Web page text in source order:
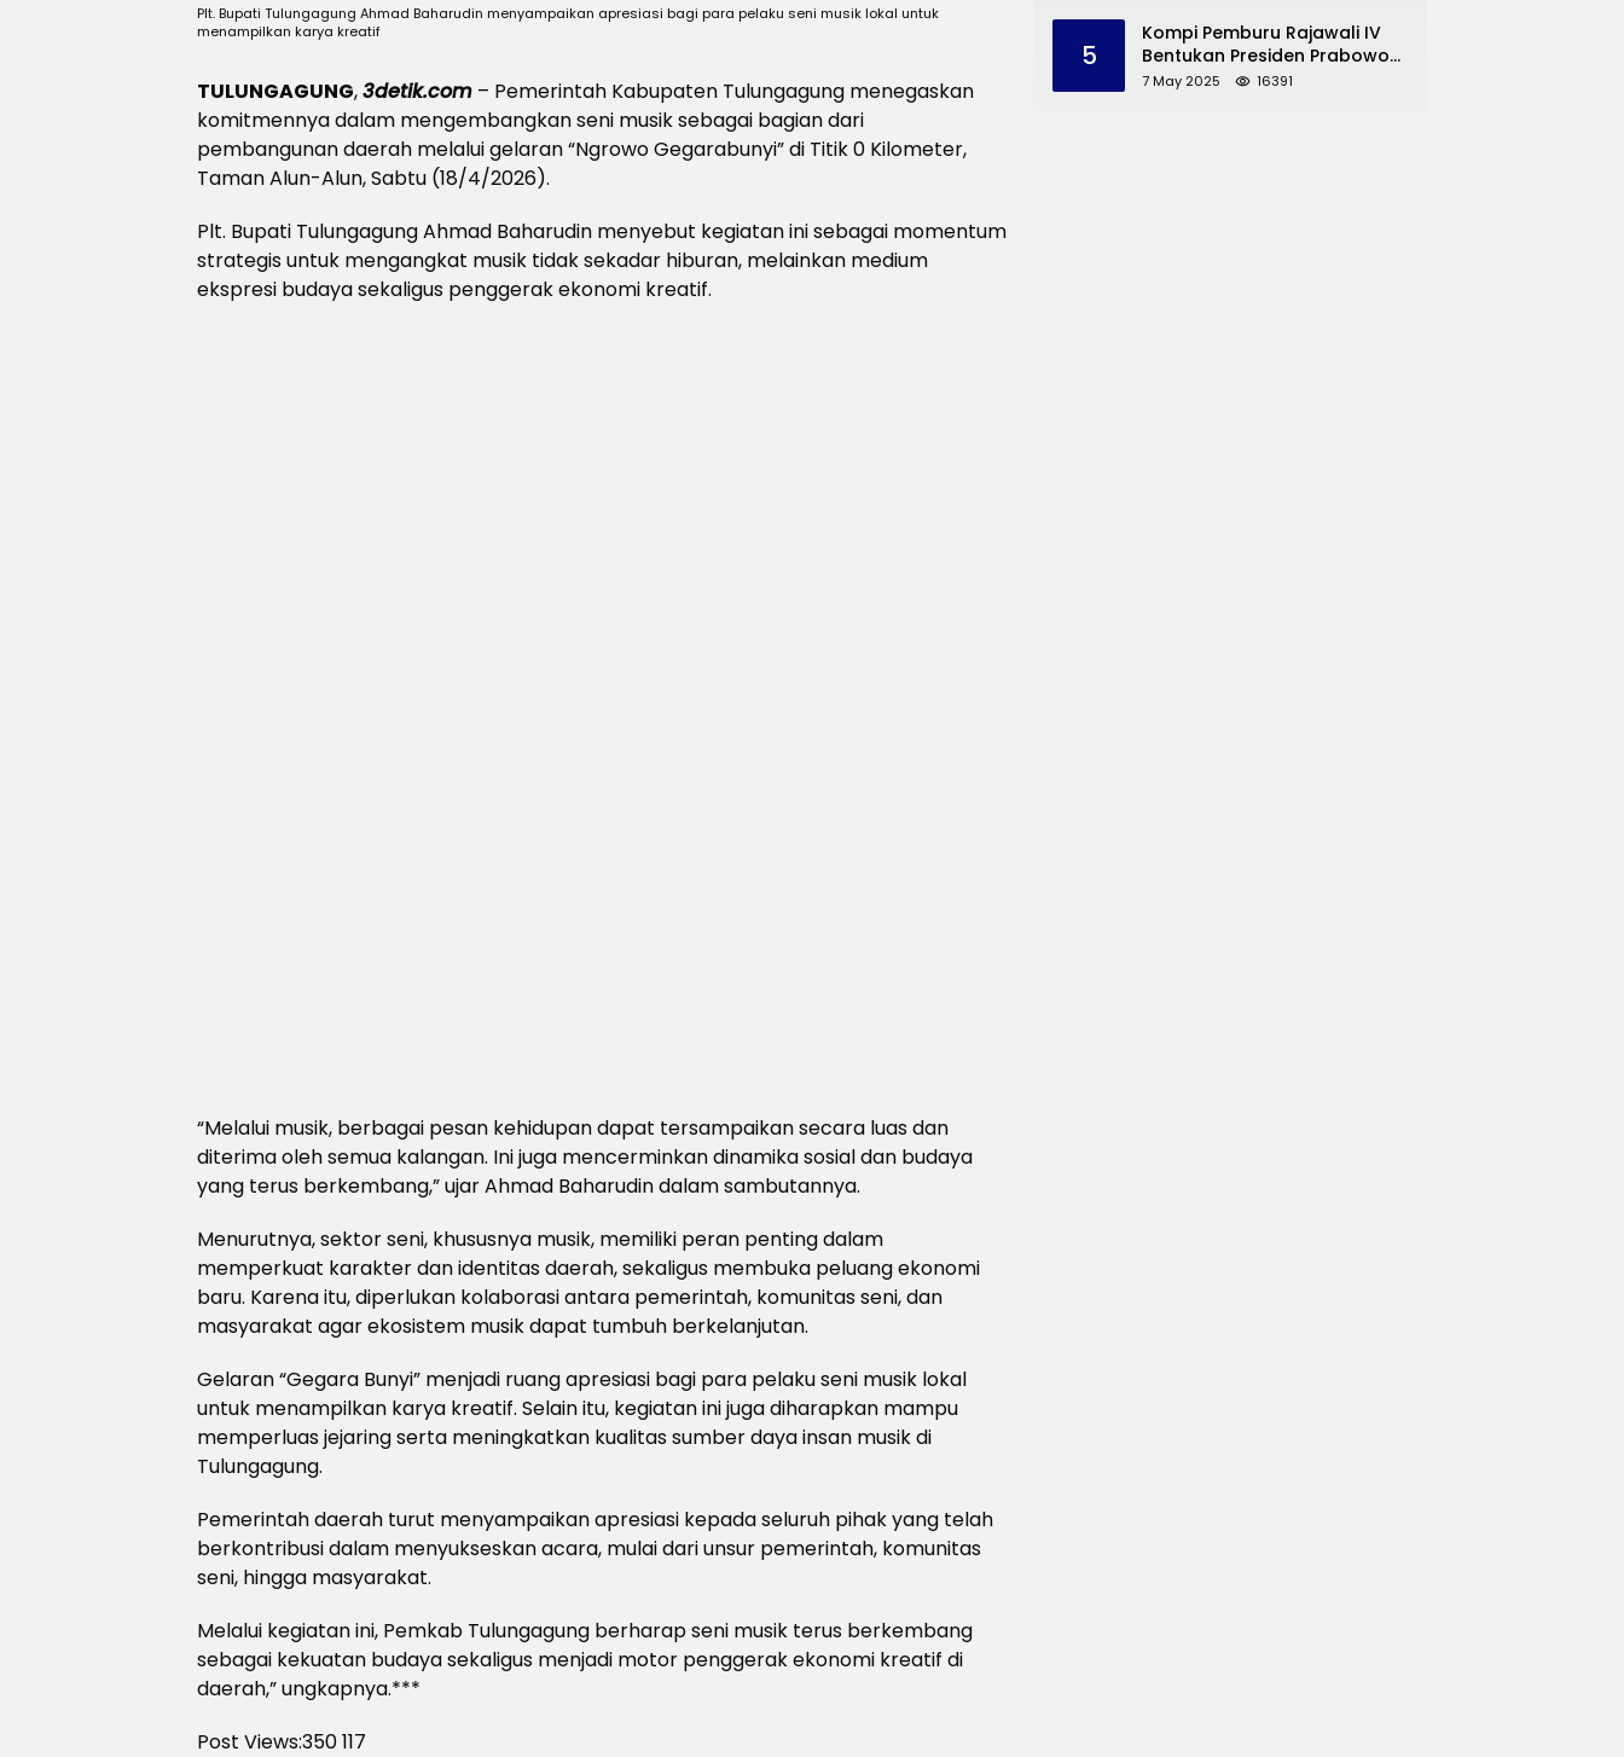
Plt. Bupati Tulungagung Ahmad Baharudin menyampaikan apresiasi bagi para pelaku seni musik lokal untuk
menampilkan karya kreatif
TULUNGAGUNG,3detik.com – Pemerintah Kabupaten Tulungagung menegaskan
komitmennya dalam mengembangkan seni musik sebagai bagian dari
pembangunan daerah melalui gelaran “Ngrowo Gegarabunyi” di Titik 0 Kilometer,
Taman Alun-Alun, Sabtu (18/4/2026).
Plt. Bupati Tulungagung Ahmad Baharudin menyebut kegiatan ini sebagai momentum
strategis untuk mengangkat musik tidak sekadar hiburan, melainkan medium
ekspresi budaya sekaligus penggerak ekonomi kreatif.
“Melalui musik, berbagai pesan kehidupan dapat tersampaikan secara luas dan
diterima oleh semua kalangan. Ini juga mencerminkan dinamika sosial dan budaya
yang terus berkembang,” ujar Ahmad Baharudin dalam sambutannya.
Menurutnya, sektor seni, khususnya musik, memiliki peran penting dalam
memperkuat karakter dan identitas daerah, sekaligus membuka peluang ekonomi
baru. Karena itu, diperlukan kolaborasi antara pemerintah, komunitas seni, dan
masyarakat agar ekosistem musik dapat tumbuh berkelanjutan.
Gelaran “Gegara Bunyi” menjadi ruang apresiasi bagi para pelaku seni musik lokal
untuk menampilkan karya kreatif. Selain itu, kegiatan ini juga diharapkan mampu
memperluas jejaring serta meningkatkan kualitas sumber daya insan musik di
Tulungagung.
Pemerintah daerah turut menyampaikan apresiasi kepada seluruh pihak yang telah
berkontribusi dalam menyukseskan acara, mulai dari unsur pemerintah, komunitas
seni, hingga masyarakat.
Melalui kegiatan ini, Pemkab Tulungagung berharap seni musik terus berkembang
sebagai kekuatan budaya sekaligus menjadi motor penggerak ekonomi kreatif di
daerah,” ungkapnya.***
Post Views:350117
dan UMKM Trenggalek
5
Kompi Pemburu Rajawali IV
Bentukan Presiden Prabowo
Reuni
7 May 2025 16391